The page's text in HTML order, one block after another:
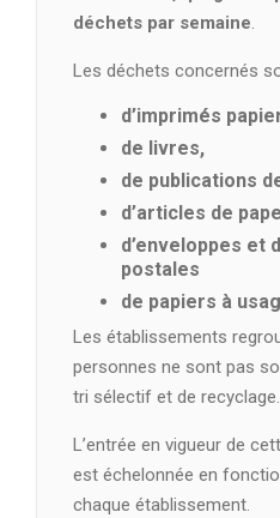
déchets par semaine
Les déchets concernés
d’imprimés
de livres,
de publications
d’articles de
d’enveloppes et
postales
de papiers à
Les établissements
personnes ne sont pas
tri sélectif et de recyclage.
L’entrée en vigueur de
est échelonnée en
chaque établissement.